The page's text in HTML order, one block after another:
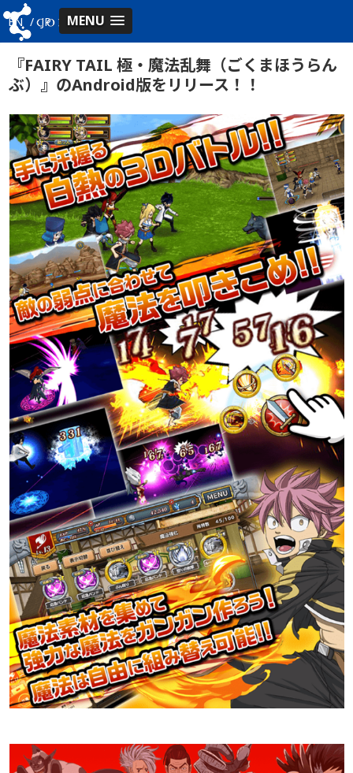
EN / JP MENU
『FAIRY TAIL 極・魔法乱舞（ごくまほうらん
ぶ）』のAndroid版をリリース！！